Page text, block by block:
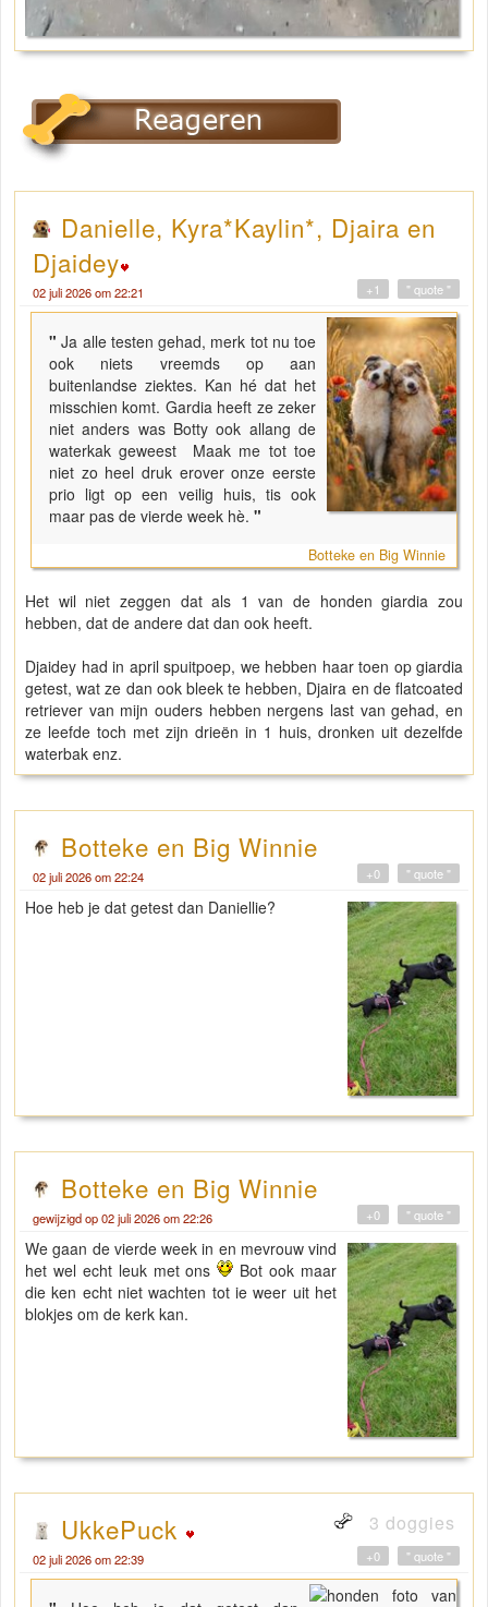
Danielle, Kyra*Kaylin*, Djaira en
Djaidey
02 juli 2026 om 22:21 " quote "
+1
"Ja alle testen gehad, merk tot nu toe
ook niets vreemds op aan
buitenlandse ziektes. Kan hé dat het
misschien komt. Gardia heeft ze zeker
niet anders was Botty ook allang de
waterkak geweest Maak me tot toe
niet zo heel druk erover onze eerste
prio ligt op een veilig huis, tis ook
maar pas de vierde week hè. "
Botteke en Big Winnie
Het wil niet zeggen dat als 1 van de honden giardia zou
hebben, dat de andere dat dan ook heeft.
Djaidey had in april spuitpoep, we hebben haar toen op giardia
getest, wat ze dan ook bleek te hebben, Djaira en de flatcoated
retriever van mijn ouders hebben nergens last van gehad, en
ze leefde toch met zijn drieën in 1 huis, dronken uit dezelfde
waterbak enz.
Botteke en Big Winnie
02 juli 2026 om 22:24 " quote "
+0
Hoe heb je dat getest dan Daniellie?
Botteke en Big Winnie
gewijzigd op 02 juli 2026 om 22:26 " quote "
+0
We gaan de vierde week in en mevrouw vind
het wel echt leuk met ons
Bot ook maar
die ken echt niet wachten tot ie weer uit het
blokjes om de kerk kan.
UkkePuck 3 doggies
02 juli 2026 om 22:39 " quote "
+0